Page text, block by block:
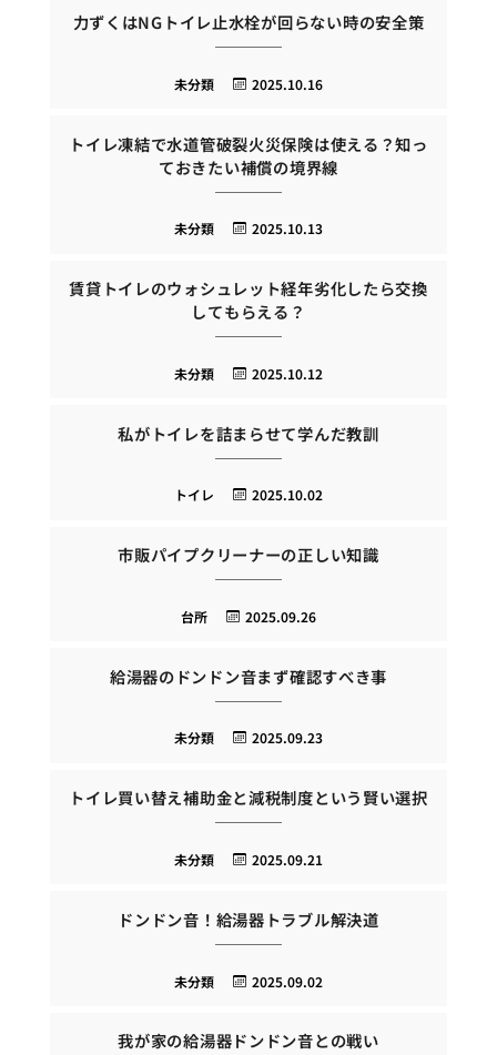
力ずくはNGトイレ止水栓が回らない時の安全策
2025.10.16
未分類
トイレ凍結で水道管破裂火災保険は使える？知っ
ておきたい補償の境界線
2025.10.13
未分類
賃貸トイレのウォシュレット経年劣化したら交換
してもらえる？
2025.10.12
未分類
私がトイレを詰まらせて学んだ教訓
2025.10.02
トイレ
市販パイプクリーナーの正しい知識
2025.09.26
台所
給湯器のドンドン音まず確認すべき事
2025.09.23
未分類
トイレ買い替え補助金と減税制度という賢い選択
2025.09.21
未分類
ドンドン音！給湯器トラブル解決道
2025.09.02
未分類
我が家の給湯器ドンドン音との戦い